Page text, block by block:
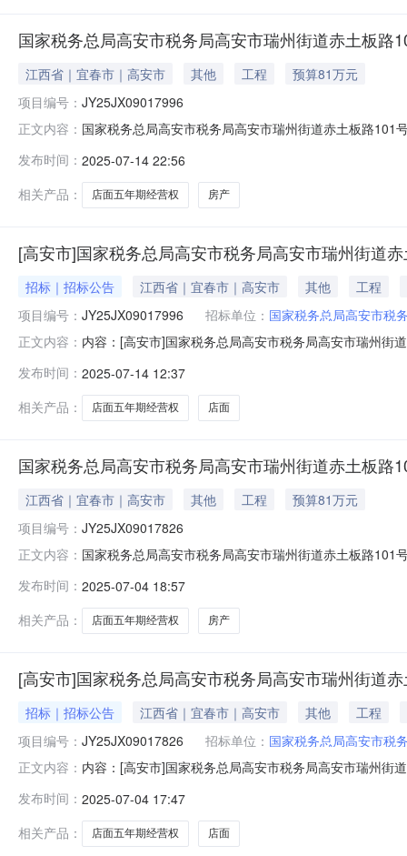
国家税务总局高安市税务局高安市瑞州街道赤土板路
江西省｜宜春市｜高安市 其他 工程
预算81万元
项目编号： JY25JX09017996
正文内容： 国家税务总局高安市税务局高安市瑞州街道赤土板路
详见江西省公共资源交易平台来源平台：宜春市公共资源
发布时间： 2025-07-14 22:56
相关产品：
店面五年期经营权 房产
[高安市]国家税务总局高安市税务局高安市瑞州街道
招标｜招标公告 江西省｜宜春市｜高安市 其他
工程
项目编号： JY25JX09017996 招标单位： 国家税务总局高安市税
正文内容： 内容：[高安市]国家税务总局高安市税务局高安市瑞州街
18日延期处理方式:无项目简介:高安市瑞州街道赤土板
发布时间： 2025-07-14 12:37
相关产品：
店面五年期经营权 店面
国家税务总局高安市税务局高安市瑞州街道赤土板路
江西省｜宜春市｜高安市 其他 工程
预算81万元
项目编号： JY25JX09017826
正文内容： 国家税务总局高安市税务局高安市瑞州街道赤土板路
详见江西省公共资源交易平台来源平台：宜春市公共资源
发布时间： 2025-07-04 18:57
相关产品：
店面五年期经营权 房产
[高安市]国家税务总局高安市税务局高安市瑞州街道
招标｜招标公告 江西省｜宜春市｜高安市 其他
工程
项目编号： JY25JX09017826 招标单位： 国家税务总局高安市税
正文内容： 内容：[高安市]国家税务总局高安市税务局高安市瑞州街
10日延期处理方式:无项目简介:高安市瑞州街道赤土板
发布时间： 2025-07-04 17:47
相关产品：
店面五年期经营权 店面